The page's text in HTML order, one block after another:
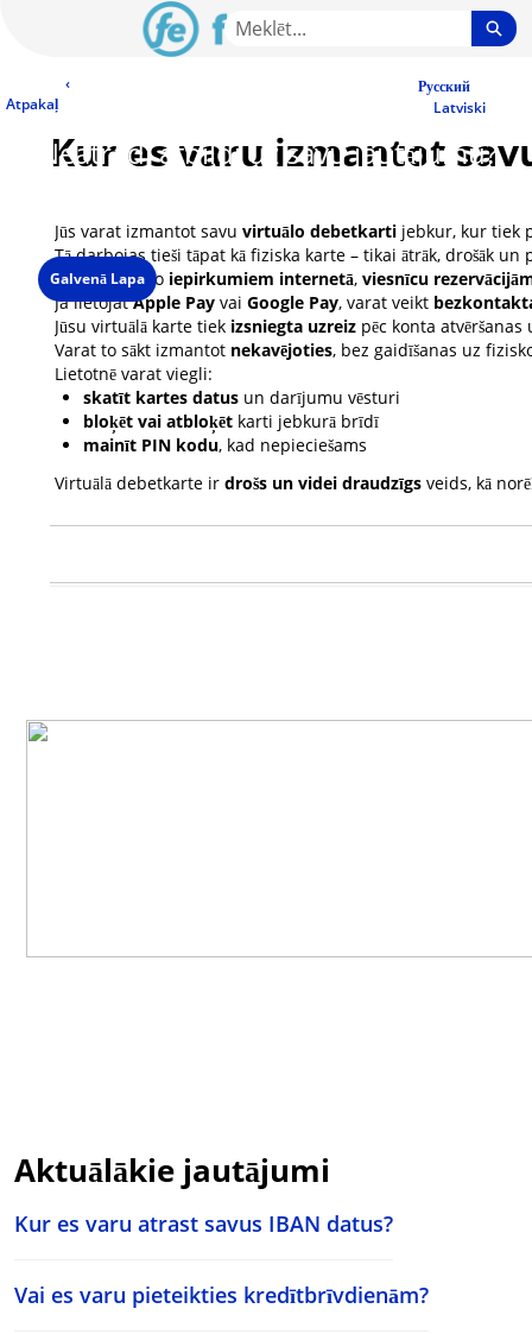
Content‹
Atpakaļ
Русский
Latviski
Kur es varu izmantot
Jūs varat izmantot savu virtuālo debetkarti jebkur, kur tiek
Tā darbojas tieši tāpat kā fiziska karte – tikai ātrāk, drošāk
Izmantojiet to iepirkumiem internetā, viesnīcu
Ja lietojatApple Pay vai Google Pay, varat veikt
Jūsu virtuālā karte tiek izsniegta uzreiz pēc konta
Varat to sākt izmantot nekavējoties, bez gaidīšanas uz
Lietotnē varat viegli:
skatīt kartes datus un darījumu vēsturi
bloķēt vai atbloķēt karti jebkurā brīdī
mainīt PIN kodu, kad nepieciešams
Virtuālā debetkarte ir drošs un videi draudzīgs veids, kā
Neatradi atbildi uz savu jautājumu?
Spied uz čata ikonas lapas labajā stūrī un izvēlies saziņas veidu.
Galvenā Lapa
Aktuālākie jautājumi
Kur es varu atrast savus IBAN datus?
Vai es varu pieteikties kredītbrīvdienām?